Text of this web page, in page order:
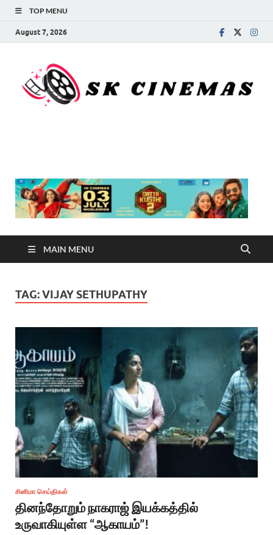
TOP MENU
August 7, 2026
MAIN MENU
TAG:VIJAY SETHUPATHY
சினிமா செய்திகள்
தினந்தோறும் நாகராஜ் இயக்கத்தில்
உருவாகியுள்ள “ஆகாயம்”!